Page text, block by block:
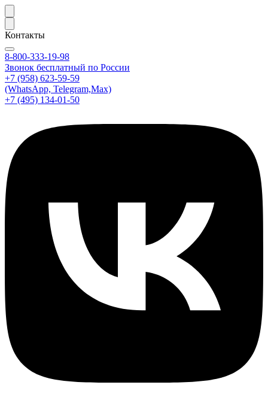
Контакты
8-800-333-19-98
Звонок бесплатный по России
+7 (958) 623-59-59
(WhatsApp, Telegram,Max)
+7 (495) 134-01-50